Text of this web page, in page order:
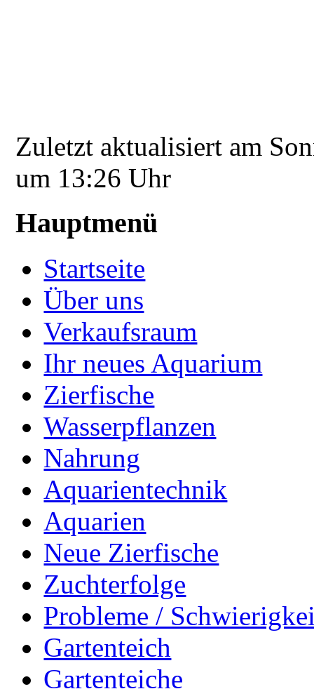
Zuletzt aktualisiert am
um 13:26 Uhr
Hauptmenü
Startseite
Über uns
Verkaufsraum
Ihr neues Aquarium
Zierfische
Wasserpflanzen
Nahrung
Aquarientechnik
Aquarien
Neue Zierfische
Zuchterfolge
Probleme /
Gartenteich
Gartenteiche